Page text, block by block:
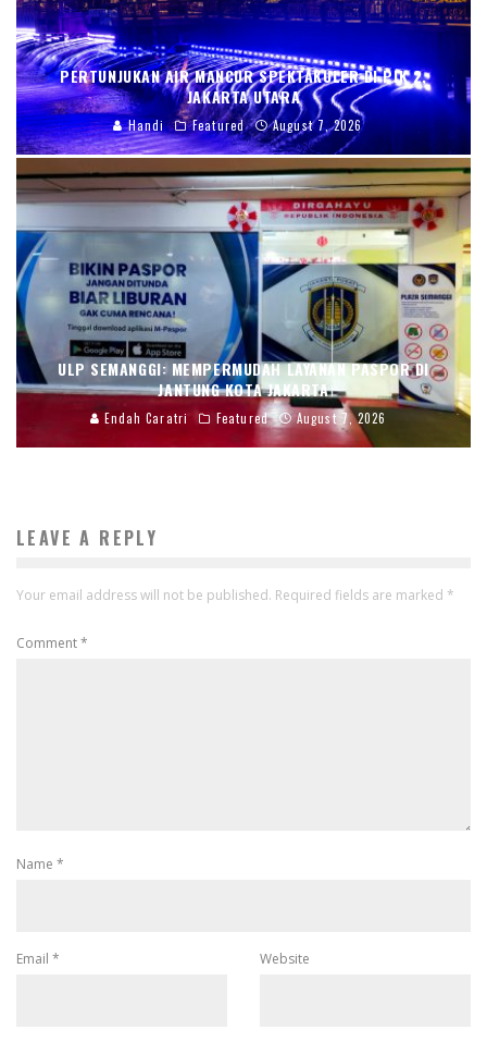
PERTUNJUKAN AIR MANCUR SPEKTAKULER DI PIK 2,
JAKARTA UTARA
Handi Featured August 7, 2026
ULP SEMANGGI: MEMPERMUDAH LAYANAN PASPOR DI
JANTUNG KOTA JAKARTA
Endah Caratri Featured August 7, 2026
LEAVE A REPLY
Your email address will not be published. Required fields are marked *
Comment*
Name *
Email * Website